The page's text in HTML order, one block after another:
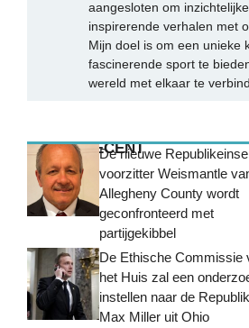
aangesloten om
inspirerende verhalen met
Mijn doel is om een unieke
fascinerende sport te
wereld met elkaar te
MEEST RECENTDe nieuwe Republikeinse
voorzitter Weismantle
Allegheny County wordt
geconfronteerd met
partijgekibbel
De Ethische Commissie
het Huis zal een
instellen naar de
Max Miller uit Ohio